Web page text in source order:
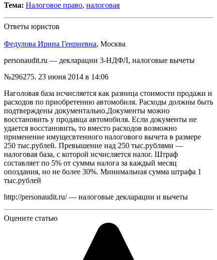
Тема: Налоговое право, налоговая
Ответы юристов
Федулова Ирина Генриевна, Москва
personaudit.ru — декларации 3-НДФЛ, налоговые вычеты
№296275. 23 июня 2014 в 14:06
Наголовая база исчисляется как разница стоимости продажи и
расходов по приобретению автомобиля. Расходы должны быть
подтверждены документально.Документы можно
восстановить у продавца автомобиля. Если документы не
удается восстановить, то вместо расходов возможно
применение имущесвтенного налогового вычета в размере
250 тыс.рублей. Превышение над 250 тыс.рублями —
налоговая база, с которой исчисляется налог. Штраф
составляет по 5% от суммы налога за каждый месяц
опоздания, но не более 30%. Минимальная сумма штрафа 1
тыс.рублей
http://personaudit.ru/ — налоговые декларации и вычеты
Оцените статью